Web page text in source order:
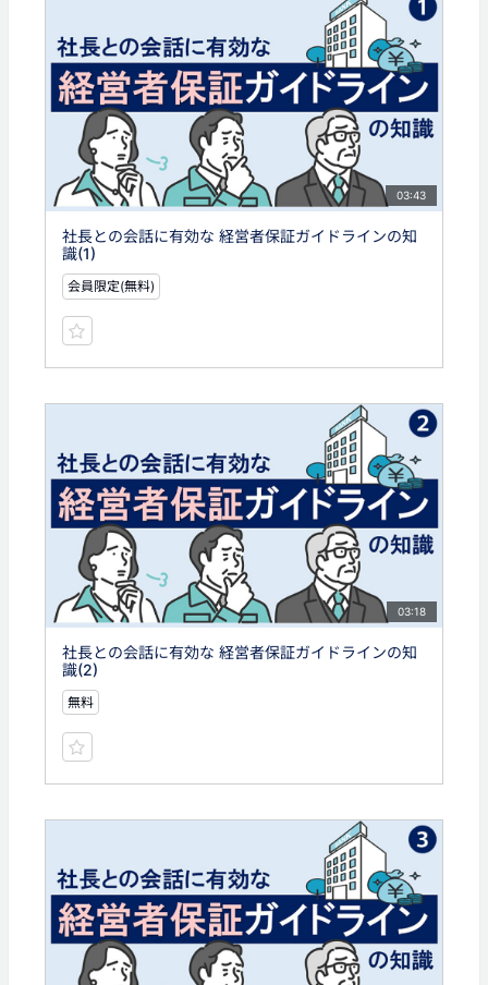
03:43
社長との会話に有効な 経営者保証ガイドラインの知
識(1)
会員限定(無料)
03:18
社長との会話に有効な 経営者保証ガイドラインの知
識(2)
無料